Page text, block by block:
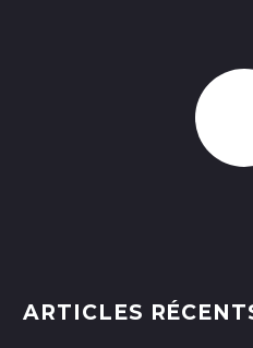
ARTICLES